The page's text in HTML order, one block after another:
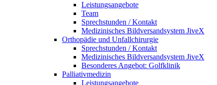
Leistungsangebote
Team
Sprechstunden / Kontakt
Medizinisches Bildversandsystem JiveX
Orthopädie und Unfallchirurgie
Sprechstunden / Kontakt
Medizinisches Bildversandsystem JiveX
Besonderes Angebot: Golfklinik
Palliativmedizin
Leistungsangebote